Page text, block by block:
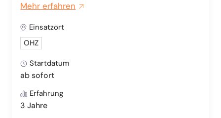
Mehr erfahren
Einsatzort
OHZ
Startdatum
ab sofort
Erfahrung
3 Jahre